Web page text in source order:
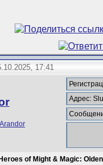
17:41
Адрес:
of Might & Magic: